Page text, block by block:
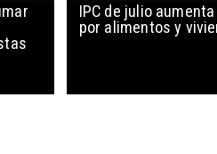
IPC de julio aumenta
por alimentos y